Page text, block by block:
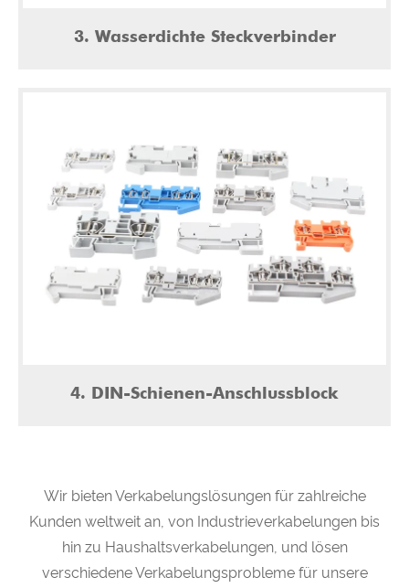
3. Wasserdichte Steckverbinder
4. DIN-Schienen-Anschlussblock
Wir bieten Verkabelungslösungen für zahlreiche
Kunden weltweit an, von Industrieverkabelungen bis
hin zu Haushaltsverkabelungen, und lösen
verschiedene Verkabelungsprobleme für unsere